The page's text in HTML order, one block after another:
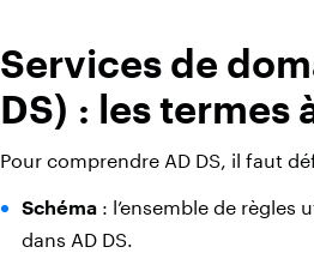
Services de
DS) : les termes
Pour comprendre AD DS, il faut
Schéma: l’ensemble de règles
dans AD DS.